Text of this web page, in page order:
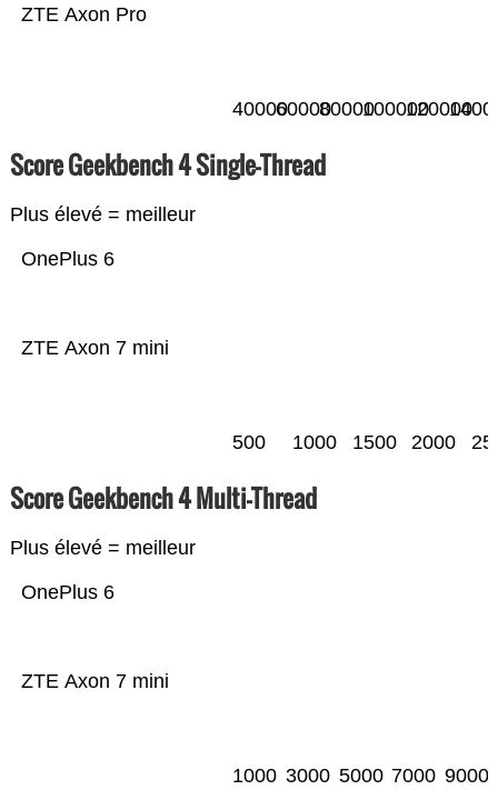
ZTE Axon Pro
400006000080000100000120000
Score Geekbench 4 Single-Thread
Plus élevé = meilleur
ZTE Axon 7 mini
OnePlus 6
500 1000 1500 2000
Score Geekbench 4 Multi-Thread
Plus élevé = meilleur
ZTE Axon 7 mini
OnePlus 6
1000 3000 5000 7000 9000